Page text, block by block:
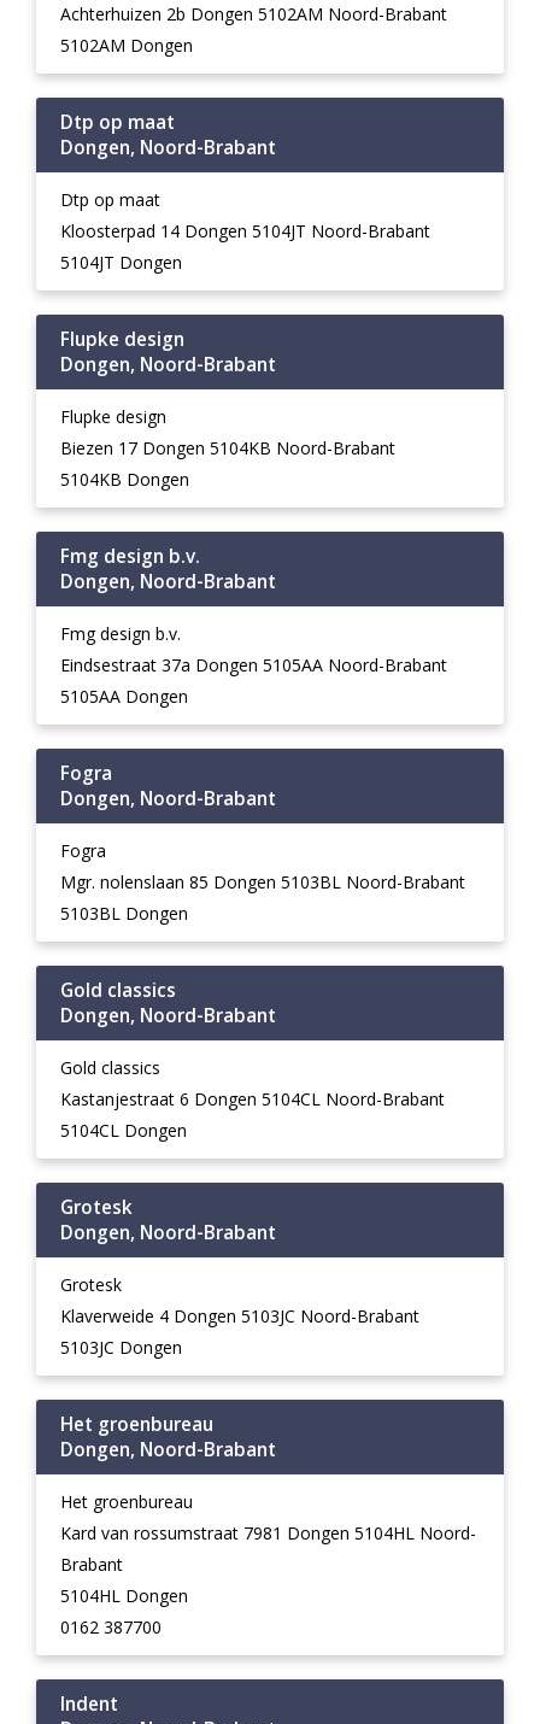
Achterhuizen 2b Dongen 5102AM Noord-Brabant
5102AM Dongen
Dtp op maat
Dongen, Noord-Brabant
Dtp op maat
Kloosterpad 14 Dongen 5104JT Noord-Brabant
5104JT Dongen
Flupke design
Dongen, Noord-Brabant
Flupke design
Biezen 17 Dongen 5104KB Noord-Brabant
5104KB Dongen
Fmg design b.v.
Dongen, Noord-Brabant
Fmg design b.v.
Eindsestraat 37a Dongen 5105AA Noord-Brabant
5105AA Dongen
Fogra
Dongen, Noord-Brabant
Fogra
Mgr. nolenslaan 85 Dongen 5103BL Noord-Brabant
5103BL Dongen
Gold classics
Dongen, Noord-Brabant
Gold classics
Kastanjestraat 6 Dongen 5104CL Noord-Brabant
5104CL Dongen
Grotesk
Dongen, Noord-Brabant
Grotesk
Klaverweide 4 Dongen 5103JC Noord-Brabant
5103JC Dongen
Het groenbureau
Dongen, Noord-Brabant
Het groenbureau
Kard van rossumstraat 7981 Dongen 5104HL Noord-
Brabant
5104HL Dongen
0162 387700
Indent